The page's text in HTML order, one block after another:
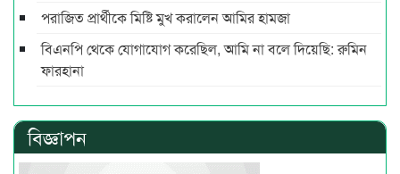
পরাজিত প্রার্থীকে মিষ্টি মুখ করালেন আমির হামজা
বিএনপি থেকে যোগাযোগ করেছিল, আমি না বলে দিয়েছি: রুমিন
ফারহানা
বিজ্ঞাপন